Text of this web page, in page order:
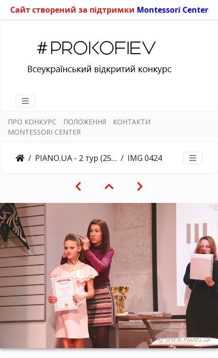
Сайт створений за підтримки Montessori Center
ПРО КОНКУРС ПОЛОЖЕННЯ
КОНТАКТИ
MONTESSORI CENTER
PIANO.UA - 2 тур (25.03.2018) IMG 0424